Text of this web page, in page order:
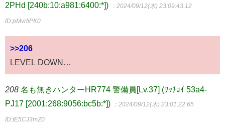
2PHd [240b:10:a981:6400:*])
：2024/09/12(木) 23:09:43.12
ID:pMvrfiPK0
>>206
LEVEL DOWN…
208 名も無きハンターHR774 警備員[Lv.37] (ﾜｯﾁｮｲ 53a4-
PJ17 [2001:268:9056:bc5b:*])
：2024/09/12(木) 23:01:22.65
ID:tE5CJ3mZ0